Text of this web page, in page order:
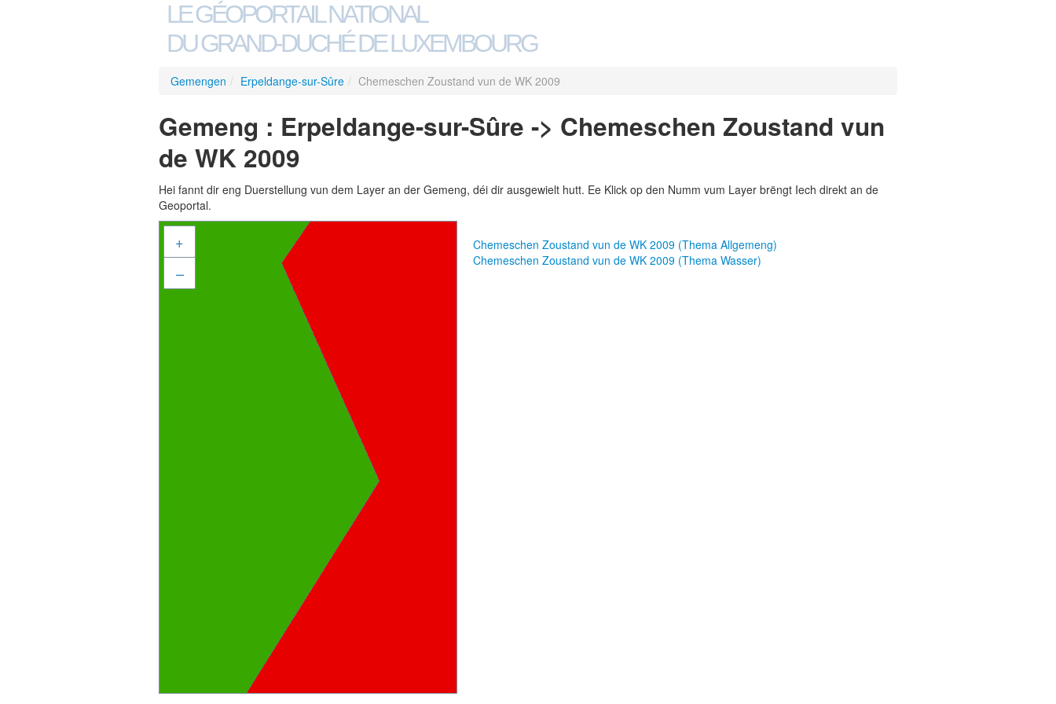
LE GÉOPORTAIL NATIONAL
DU GRAND-DUCHÉ DE LUXEMBOURG
Gemengen / Erpeldange-sur-Sûre / Chemeschen Zoustand vun de WK 2009
Gemeng : Erpeldange-sur-Sûre -> Chemeschen Zoustand vun
de WK 2009
Hei fannt dir eng Duerstellung vun dem Layer an der Gemeng, déi dir ausgewielt hutt. Ee Klick op den Numm vum Layer brëngt Iech direkt an de
Geoportal.
+
–
Chemeschen Zoustand vun de WK 2009 (Thema Allgemeng)
Chemeschen Zoustand vun de WK 2009 (Thema Wasser)